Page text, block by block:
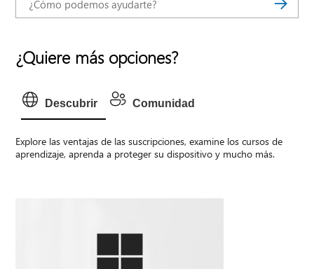
¿Quiere más opciones?
Descubrir Comunidad
Explore las ventajas de las suscripciones, examine los cursos de
aprendizaje, aprenda a proteger su dispositivo y mucho más.